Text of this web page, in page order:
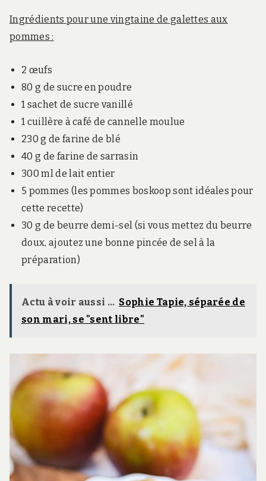
Ingrédients pour une vingtaine de galettes aux
pommes :
2 œufs
80 g de sucre en poudre
1 sachet de sucre vanillé
1 cuillère à café de cannelle moulue
230 g de farine de blé
40 g de farine de sarrasin
300 ml de lait entier
5 pommes (les pommes boskoop sont idéales pour
cette recette)
30 g de beurre demi-sel (si vous mettez du beurre
doux, ajoutez une bonne pincée de sel à la
préparation)
Actu à voir aussi ... Sophie Tapie, séparée de
son mari, se "sent libre"